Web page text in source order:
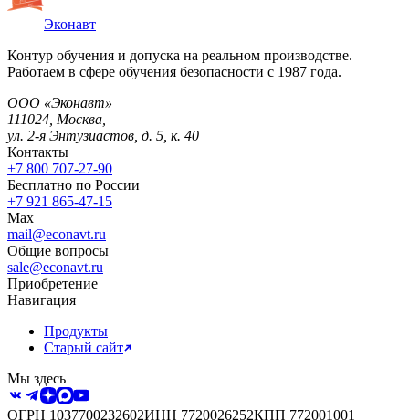
Эконавт
Контур обучения и допуска на реальном производстве.
Работаем в сфере обучения безопасности с 1987 года.
ООО «Эконавт»
111024 Москва
ул. 2-я Энтузиастов, д. 5, к. 40
Контакты
+7 800 707-27-90
Бесплатно по России
+7 921 865-47-15
Max
mail@econavt.ru
Общие вопросы
sale@econavt.ru
Приобретение
Навигация
Продукты
Старый сайт
Мы здесь
ОГРН 1037700232602ИНН 7720026252КПП 772001001